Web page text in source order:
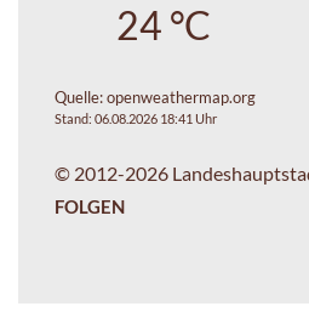
24 °C
Quelle:openweathermap.org
Stand: 06.08.2026 18:41 Uhr
© 2012-2026
FOLGEN